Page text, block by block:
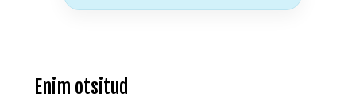
Enim otsitud